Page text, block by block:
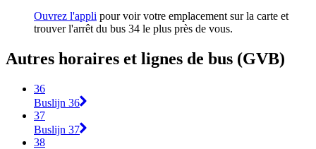
Ouvrez l'appli pour voir votre emplacement sur la carte et
trouver l'arrêt du bus 34 le plus près de vous.
Autres horaires et lignes de bus (GVB)
36
Buslijn 36
37
Buslijn 37
38